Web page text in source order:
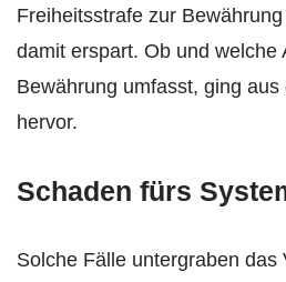
Freiheitsstrafe zur
damit erspart. Ob und welche
Bewährung umfasst, ging
hervor.
Schaden fürs
Solche Fälle untergraben das